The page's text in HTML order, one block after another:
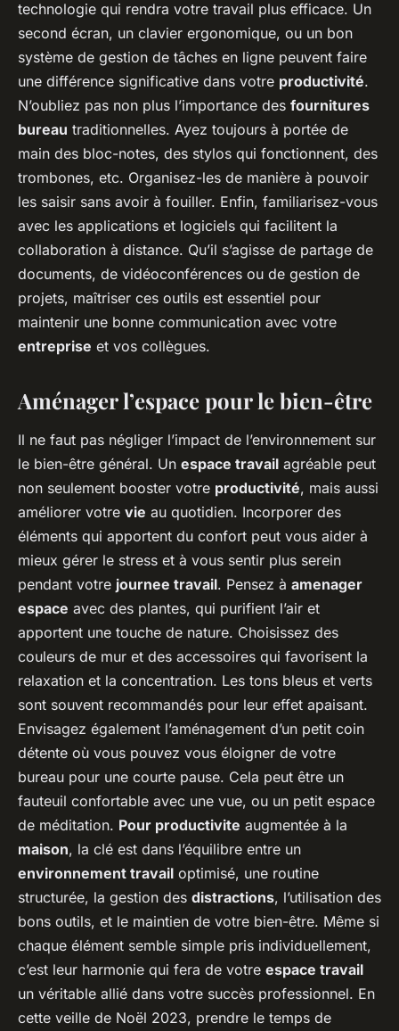
technologie qui rendra votre travail plus efficace. Un
second écran, un clavier ergonomique, ou un bon
système de gestion de tâches en ligne peuvent faire
une différence significative dans votre productivité.
N’oubliez pas non plus l’importance des fournitures
bureau traditionnelles. Ayez toujours à portée de
main des bloc-notes, des stylos qui fonctionnent, des
trombones, etc. Organisez-les de manière à pouvoir
les saisir sans avoir à fouiller. Enfin, familiarisez-vous
avec les applications et logiciels qui facilitent la
collaboration à distance. Qu’il s’agisse de partage de
documents, de vidéoconférences ou de gestion de
projets, maîtriser ces outils est essentiel pour
maintenir une bonne communication avec votre
entreprise et vos collègues.
Aménager l’espace pour le bien-être
Il ne faut pas négliger l’impact de l’environnement sur
le bien-être général. Un espace travail agréable peut
non seulement booster votre productivité, mais aussi
améliorer votre vie au quotidien. Incorporer des
éléments qui apportent du confort peut vous aider à
mieux gérer le stress et à vous sentir plus serein
pendant votre journee travail. Pensez à amenager
espace avec des plantes, qui purifient l’air et
apportent une touche de nature. Choisissez des
couleurs de mur et des accessoires qui favorisent la
relaxation et la concentration. Les tons bleus et verts
sont souvent recommandés pour leur effet apaisant.
Envisagez également l’aménagement d’un petit coin
détente où vous pouvez vous éloigner de votre
bureau pour une courte pause. Cela peut être un
fauteuil confortable avec une vue, ou un petit espace
de méditation. Pour productivite augmentée à la
maison, la clé est dans l’équilibre entre un
environnement travail optimisé, une routine
structurée, la gestion des distractions, l’utilisation des
bons outils, et le maintien de votre bien-être. Même si
chaque élément semble simple pris individuellement,
c’est leur harmonie qui fera de votre espace travail
un véritable allié dans votre succès professionnel. En
cette veille de Noël 2023, prendre le temps de